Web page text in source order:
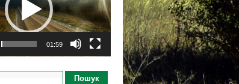
01:59
Пошук